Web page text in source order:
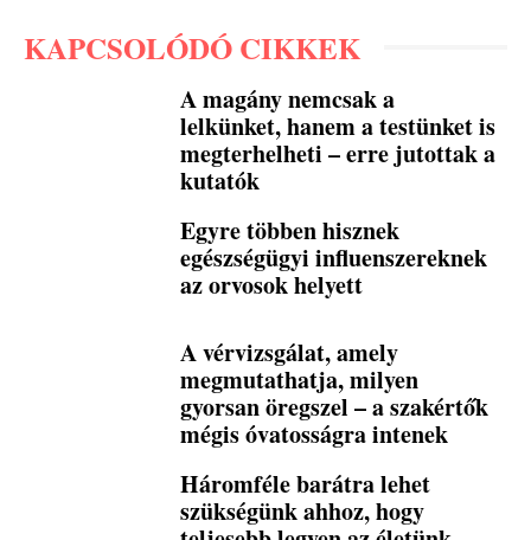
KAPCSOLÓDÓ CIKKEK
A magány nemcsak a
lelkünket, hanem a testünket is
megterhelheti – erre jutottak a
kutatók
Egyre többen hisznek
egészségügyi influenszereknek
az orvosok helyett
A vérvizsgálat, amely
megmutathatja, milyen
gyorsan öregszel – a szakértők
mégis óvatosságra intenek
Háromféle barátra lehet
szükségünk ahhoz, hogy